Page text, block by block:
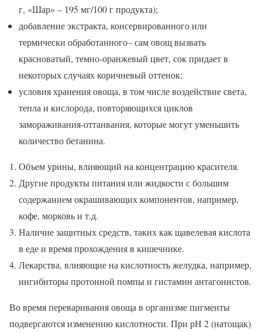
г, «Шар» – 195 мг/100 г продукта);
добавление экстракта, консервированного или
термически обработанного– сам овощ вызвать
красноватый, темно-оранжевый цвет, сок придает в
некоторых случаях коричневый оттенок;
условия хранения овоща, в том числе воздействие света,
тепла и кислорода, повторяющихся циклов
замораживания-оттаивания, которые могут уменьшить
количество бетанина.
Объем урины, влияющий на концентрацию красителя.
Другие продукты питания или жидкости с большим
содержанием окрашивающих компонентов, например,
кофе, морковь и т.д.
Наличие защитных средств, таких как щавелевая кислота
в еде и время прохождения в кишечнике.
Лекарства, влияющие на кислотность желудка, например,
ингибиторы протонной помпы и гистамин антагонистов.
Во время переваривания овоща в организме пигменты
подвергаются изменению кислотности. При рН 2 (натощак)